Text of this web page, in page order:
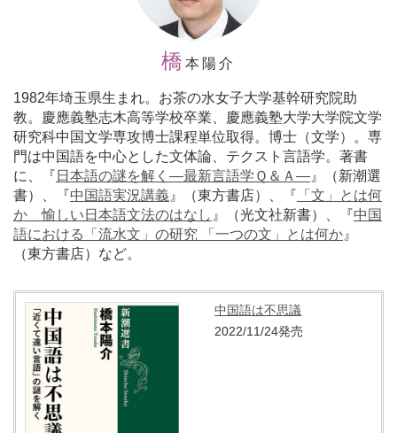
橋 本陽介
1982年埼玉県生まれ。お茶の水女子大学基幹研究院助
教。慶應義塾志木高等学校卒業、慶應義塾大学大学院文学
研究科中国文学専攻博士課程単位取得。博士（文学）。専
門は中国語を中心とした文体論、テクスト言語学。著書
に、『 日本語の謎を解く―最新言語学Ｑ＆Ａ― 』（新潮選
書）、『中国語実況講義 』（東方書店）、『 「文」とは何
か 愉しい日本語文法のはなし 』（光文社新書）、『中国
語における「流水文」の研究 「一つの文」とは何か 』
（東方書店）など。
中国語は不思議
2022/11/24発売